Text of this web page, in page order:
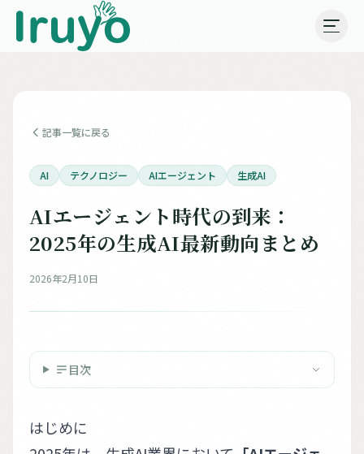
記事一覧に戻る
AI テクノロジー AIエージェント 生成AI
AIエージェント時代の到来：
2025年の生成AI最新動向まとめ
2026年2月10日
目次
はじめに